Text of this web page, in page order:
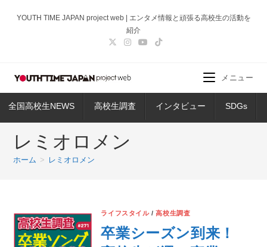
ス
ッ
YOUTH TIME JAPAN project web | エンタメ情報と頑張る高校生の活動を
紹介
全国高校生NEWS 高校生調査 インタビュー SDGs
メニュー
レミオロメン
ホーム > レミオロメン
ライフスタイル/高校生調査
卒業シーズン到来！